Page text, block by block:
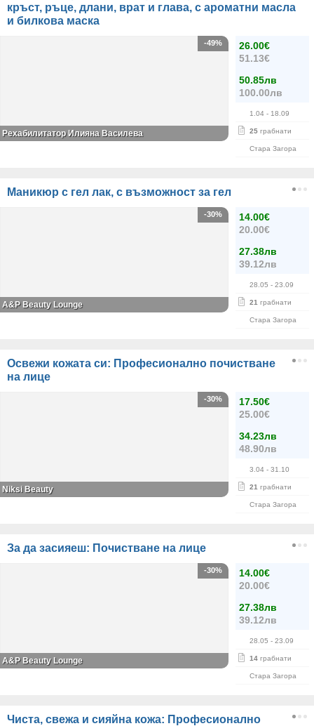
кръст, ръце, длани, врат и глава, с ароматни масла
и билкова маска
26.00€
51.13€
50.85лв
100.00лв
1.04 - 18.09
25 грабнати
Стара Загора
-49%
Рехабилитатор Илияна Василева
Маникюр с гел лак, с възможност за гел
14.00€
20.00€
27.38лв
39.12лв
28.05 - 23.09
21 грабнати
Стара Загора
-30%
A&P Beauty Lounge
Освежи кожата си: Професионално почистване
на лице
17.50€
25.00€
34.23лв
48.90лв
3.04 - 31.10
21 грабнати
Стара Загора
-30%
Niksi Beauty
За да засияеш: Почистване на лице
14.00€
20.00€
27.38лв
39.12лв
28.05 - 23.09
14 грабнати
Стара Загора
-30%
A&P Beauty Lounge
Чиста, свежа и сияйна кожа: Професионално